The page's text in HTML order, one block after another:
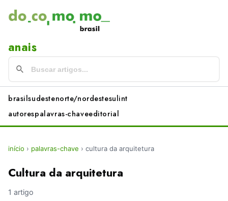
anais
brasilsudestenorte/nordestesulint
autorespalavras-chaveeditorial
início › palavras-chave › cultura da arquitetura
Cultura da arquitetura
1 artigo